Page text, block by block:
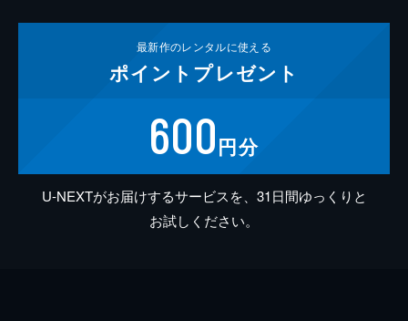
最新作のレンタルに使える
ポイント プレゼント
600円分
U-NEXTがお届けするサービスを、31日間ゆっくりと
お試しください。